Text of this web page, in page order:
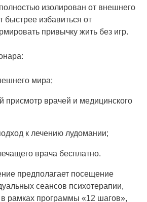
изолирован от внешнего
быстрее избавиться от
привычку жить без игр.
мира;
присмотр врачей и медицинского
к лечению лудомании;
врача бесплатно.
предполагает посещение
сеансов психотерапии,
в рамках программы «12 шагов»,